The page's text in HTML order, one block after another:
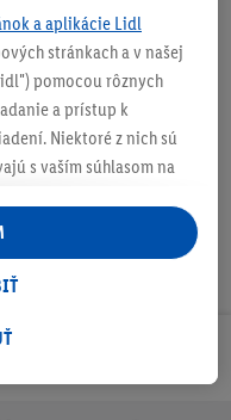
a aplikácie Lidl
stránkach a v našej
pomocou rôznych
a prístup k
Niektoré z nich sú
s vaším súhlasom na
Lidl aj mimo nich. Ak
tieto účely sa spracúvajú
obchode.
sa prihlásite do svojho